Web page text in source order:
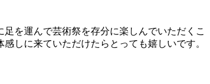
を運んで芸術祭を存分に楽しんでいただくこ
しに来ていただけたらとっても嬉しいです。